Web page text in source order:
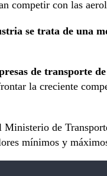
competir con las
se trata de una
de transporte
la creciente
Ministerio de
mínimos y